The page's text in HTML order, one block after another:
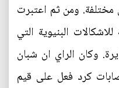
مختلفة. ومن ثم اعتبرت
البنيوية التي
وكان الراي ان شبان
كرد فعل على قيم